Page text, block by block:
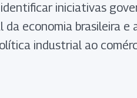
iniciativas
economia brasileira
industrial ao